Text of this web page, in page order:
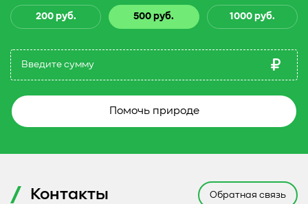
200 руб. 500 руб. 1000 руб.
Помочь природе
Контакты Обратная связь